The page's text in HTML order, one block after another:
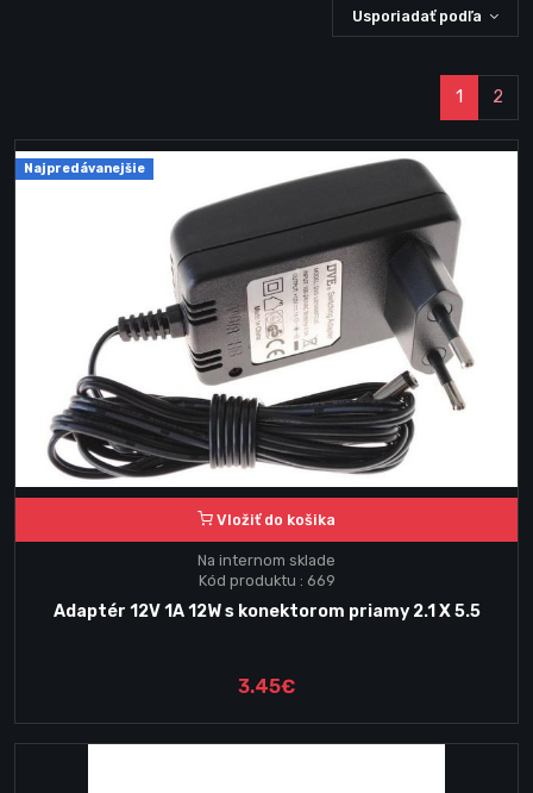
Usporiadať podľa
1 2
Najpredávanejšie
Vložiť do košika
Na internom sklade
Kód produktu : 669
Adaptér 12V 1A 12W s konektorom priamy 2.1 X 5.5
3.45€